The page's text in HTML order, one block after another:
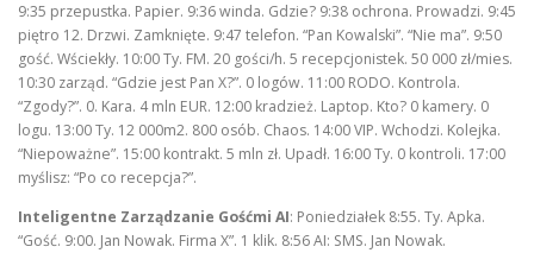
9:35 przepustka. Papier. 9:36 winda. Gdzie? 9:38 ochrona. Prowadzi. 9:45
piętro 12. Drzwi. Zamknięte. 9:47 telefon. “Pan Kowalski”. “Nie ma”. 9:50
gość. Wściekły. 10:00 Ty. FM. 20 gości/h. 5 recepcjonistek. 50 000 zł/mies.
10:30 zarząd. “Gdzie jest Pan X?”. 0 logów. 11:00 RODO. Kontrola.
“Zgody?”. 0. Kara. 4 mln EUR. 12:00 kradzież. Laptop. Kto? 0 kamery. 0
logu. 13:00 Ty. 12 000m2. 800 osób. Chaos. 14:00 VIP. Wchodzi. Kolejka.
“Niepoważne”. 15:00 kontrakt. 5 mln zł. Upadł. 16:00 Ty. 0 kontroli. 17:00
myślisz: “Po co recepcja?”.
Inteligentne Zarządzanie Gośćmi AI: Poniedziałek 8:55. Ty. Apka.
“Gość. 9:00. Jan Nowak. Firma X”. 1 klik. 8:56 AI: SMS. Jan Nowak.